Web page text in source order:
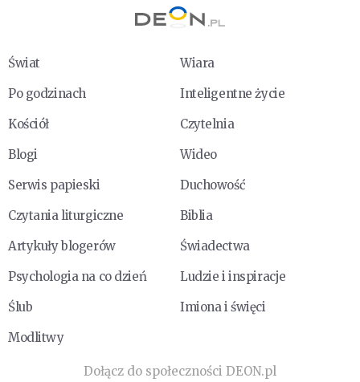
Świat
Wiara
Po godzinach
Inteligentne życie
Kościół
Czytelnia
Blogi
Wideo
Serwis papieski
Duchowość
Czytania liturgiczne
Biblia
Artykuły blogerów
Świadectwa
Psychologia na co dzień
Ludzie i inspiracje
Ślub
Imiona i święci
Modlitwy
Dołącz do społeczności DEON.pl